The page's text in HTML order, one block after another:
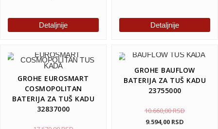
Detaljnije Detaljnije
GROHE EUROSMART
COSMOPOLITAN
BATERIJA ZA TUŠ KADU
32837000
GROHE BAUFLOW
BATERIJA ZA TUŠ KADU
23755000
10.660,00RSD
9.594,00 RSD